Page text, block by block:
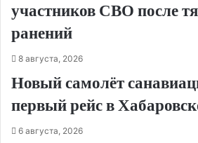
участников СВО после
ранений
8 августа, 2026
Новый самолёт
первый рейс в
6 августа, 2026